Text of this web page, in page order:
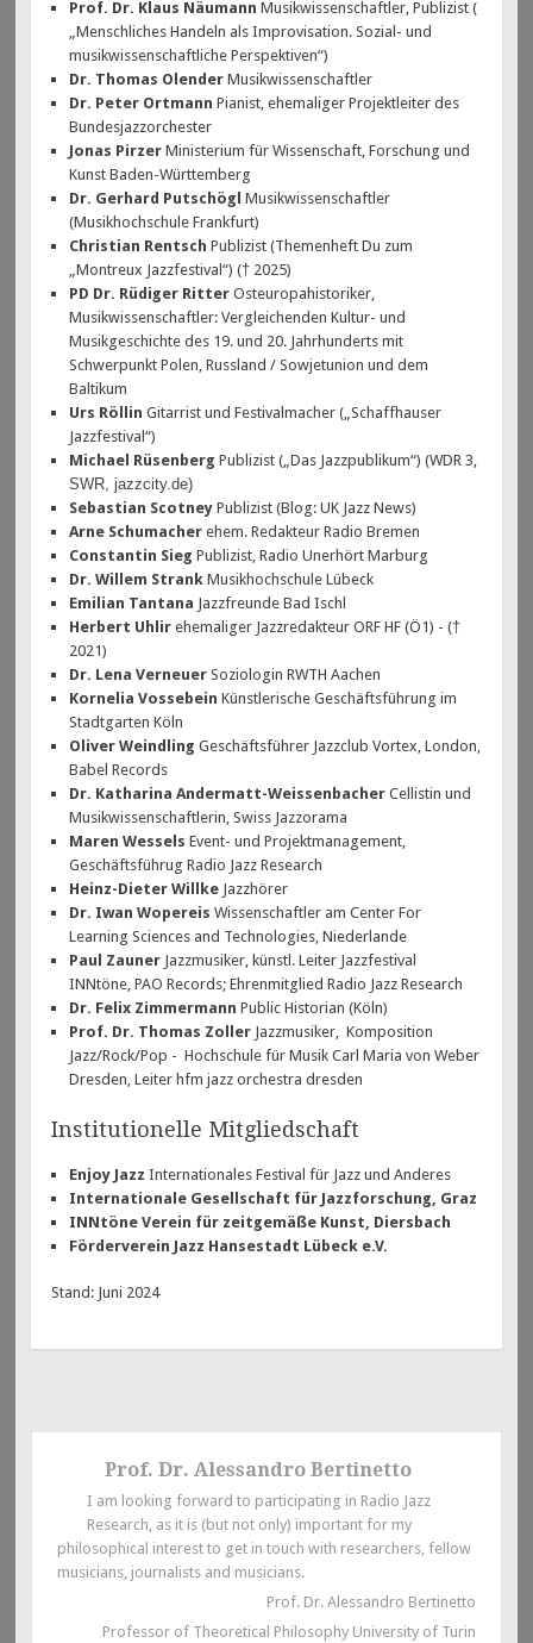
Prof. Dr. Klaus Näumann Musikwissenschaftler, Publizist (
„Menschliches Handeln als Improvisation. Sozial- und
musikwissenschaftliche Perspektiven“)
Dr. Thomas Olender Musikwissenschaftler
Dr. Peter Ortmann Pianist, ehemaliger Projektleiter des
Bundesjazzorchester
Jonas PirzerMinisterium für Wissenschaft, Forschung und
Kunst Baden-Württemberg
Dr. Gerhard PutschöglMusikwissenschaftler
(Musikhochschule Frankfurt)
Christian Rentsch Publizist (Themenheft Du zum
„Montreux Jazzfestival“) († 2025)
PD Dr. Rüdiger RitterOsteuropahistoriker,
Musikwissenschaftler: Vergleichenden Kultur- und
Musikgeschichte des 19. und 20. Jahrhunderts mit
Schwerpunkt Polen, Russland / Sowjetunion und dem
Baltikum
Urs RöllinGitarrist und Festivalmacher („Schaffhauser
Jazzfestival“)
Michael Rüsenberg Publizist („Das Jazzpublikum“) (WDR 3,
SWR, jazzcity.de)
Sebastian Scotney Publizist (Blog: UK Jazz News)
Arne Schumacherehem. Redakteur Radio Bremen
Constantin Sieg Publizist, Radio Unerhört Marburg
Dr. Willem Strank Musikhochschule Lübeck
Emilian Tantana Jazzfreunde Bad Ischl
Herbert Uhlir ehemaliger Jazzredakteur ORF HF (Ö1) - (†
2021)
Dr. Lena Verneuer Soziologin RWTH Aachen
Kornelia Vossebein Künstlerische Geschäftsführung im
Stadtgarten Köln
Oliver Weindling Geschäftsführer Jazzclub Vortex, London,
Babel Records
Dr. Katharina Andermatt-WeissenbacherCellistin und
Musikwissenschaftlerin, Swiss Jazzorama
Maren Wessels Event- und Projektmanagement,
Geschäftsführug Radio Jazz Research
Heinz-Dieter Willke Jazzhörer
Dr. Iwan Wopereis Wissenschaftler am Center For
Learning Sciences and Technologies, Niederlande
Paul Zauner Jazzmusiker, künstl. Leiter Jazzfestival
INNtöne, PAO Records; Ehrenmitglied Radio Jazz Research
Dr. Felix ZimmermannPublic Historian (Köln)
Prof. Dr. Thomas Zoller Jazzmusiker, Komposition
Jazz/Rock/Pop - Hochschule für Musik Carl Maria von Weber
Dresden, Leiter hfm jazz orchestra dresden
Institutionelle Mitgliedschaft
Enjoy JazzInternationales Festival für Jazz und Anderes
Internationale Gesellschaft für Jazzforschung, Graz
INNtöne Verein für zeitgemäße Kunst, Diersbach
Förderverein Jazz Hansestadt Lübeck e.V.
Stand: Juni 2024
Prof. Dr. Alessandro Bertinetto
I am looking forward to participating in Radio Jazz
Research, as it is (but not only) important for my
philosophical interest to get in touch with researchers, fellow
musicians, journalists and musicians.
Prof. Dr. Alessandro Bertinetto
Professor of Theoretical Philosophy University of Turin